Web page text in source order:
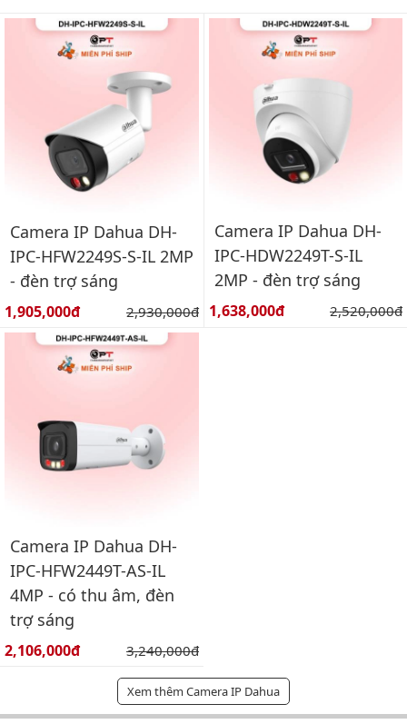
Camera IP Dahua DH-
IPC-HFW2249S-S-IL 2MP
- đèn trợ sáng
Giá bán:
1,905,000đ Giá gốc:
2,930,000đ
Camera IP Dahua DH-
IPC-HDW2249T-S-IL
2MP - đèn trợ sáng
Giá bán:
1,638,000đ Giá gốc:
2,520,000đ
Camera IP Dahua DH-
IPC-HFW2449T-AS-IL
4MP - có thu âm, đèn
trợ sáng
Giá bán:
2,106,000đ Giá gốc:
3,240,000đ
Xem thêm Camera IP Dahua